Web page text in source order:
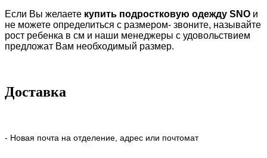
Если Вы желаете купить подростковую одежду SNO и
не можете определиться с размером- звоните, называйте
рост ребенка в см и наши менеджеры с удовольствием
предложат Вам необходимый размер.
Доставка
- Новая почта на отделение, адрес или почтомат